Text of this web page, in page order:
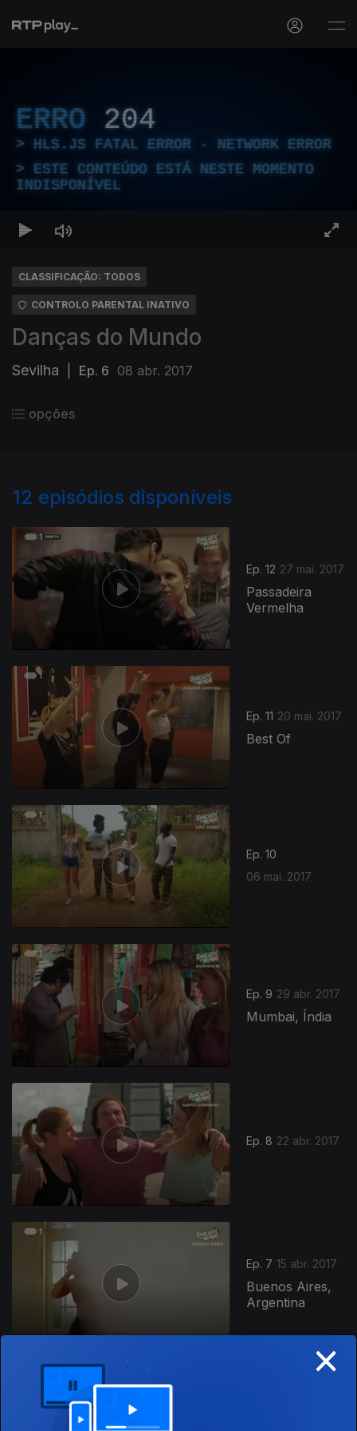
ERRO 204
HLS.JS FATAL ERROR - NETWORK ERROR
ESTE CONTEÚDO ESTÁ NESTE MOMENTO
INDISPONÍVEL
CLASSIFICAÇÃO: TODOS
CONTROLO PARENTAL INATIVO
Danças do Mundo
Sevilha Ep. 6 08 abr. 2017
opções
12 episódios disponíveis
Ep. 12 27 mai. 2017
Passadeira
Vermelha
Ep. 11 20 mai. 2017
Best Of
Ep. 10
06 mai. 2017
Ep. 9 29 abr. 2017
Mumbai, Índia
Ep. 8 22 abr. 2017
Ep. 7 15 abr. 2017
Buenos Aires,
Argentina
×